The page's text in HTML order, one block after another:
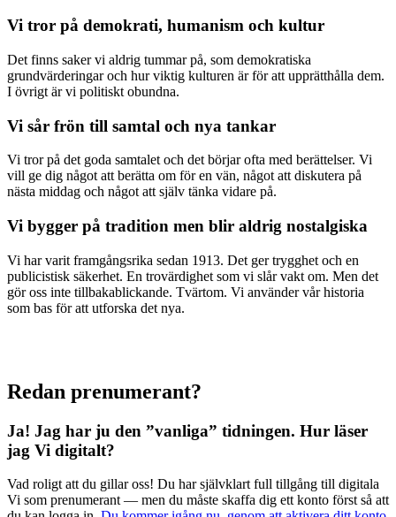
Vi tror på demokrati, humanism och kultur
Det finns saker vi aldrig tummar på, som demokratiska
grundvärderingar och hur viktig kulturen är för att upprätthålla dem.
I övrigt är vi politiskt obundna.
Vi sår frön till samtal och nya tankar
Vi tror på det goda samtalet och det börjar ofta med berättelser. Vi
vill ge dig något att berätta om för en vän, något att diskutera på
nästa middag och något att själv tänka vidare på.
Vi bygger på tradition men blir aldrig nostalgiska
Vi har varit framgångsrika sedan 1913. Det ger trygghet och en
publicistisk säkerhet. En trovärdighet som vi slår vakt om. Men det
gör oss inte tillbakablickande. Tvärtom. Vi använder vår historia
som bas för att utforska det nya.
Redan prenumerant?
Ja! Jag har ju den ”vanliga” tidningen. Hur läser
jag Vi digitalt?
Vad roligt att du gillar oss! Du har självklart full tillgång till digitala
Vi som prenumerant — men du måste skaffa dig ett konto först så att